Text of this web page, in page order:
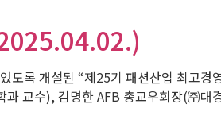
록 개설된 “제25기 패션산업 최고
교수), 김명한 AFB 총교우회장(㈜대